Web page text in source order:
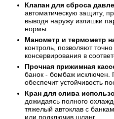
Клапан для сброса
автоматическую защиту,
выводя наружу излишки
нормы.
Манометр и термометр
контроль, позволяют
консервирования в
Прочная прижимная
банок - бомбаж исключен.
обеспечит устойчивость
Кран для слива
дожидаясь полного
тяжелый автоклав с
или подключив шланг.